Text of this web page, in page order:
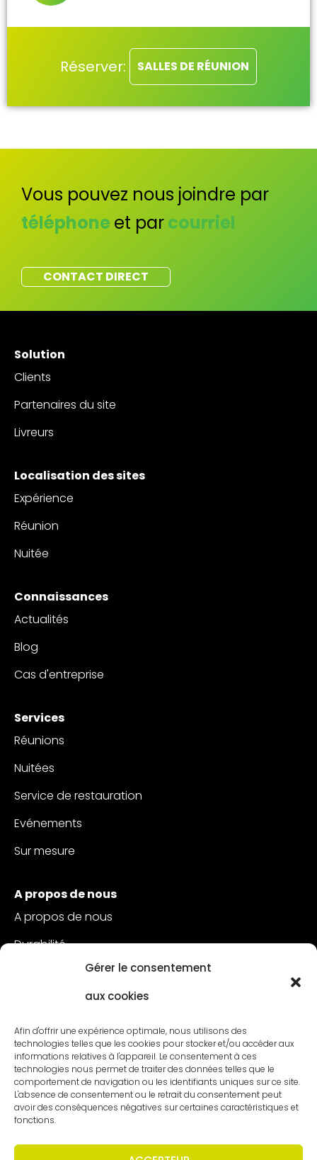
Gérer le consentement
aux cookies
Afin d'offrir une expérience optimale, nous utilisons des
technologies telles que les cookies pour stocker et/ou accéder aux
informations relatives à l'appareil. Le consentement à ces
technologies nous permet de traiter des données telles que le
comportement de navigation ou les identifiants uniques sur ce site.
L'absence de consentement ou le retrait du consentement peut
avoir des conséquences négatives sur certaines caractéristiques et
fonctions.
Réserver: SALLES DE RÉUNION
Vous pouvez nous joindre par
téléphone et parcourriel
CONTACT DIRECT
Solution
Clients
Partenaires du site
Livreurs
Localisation des sites
Expérience
Réunion
Nuitée
Connaissances
Actualités
Blog
Cas d'entreprise
Services
Réunions
Nuitées
Service de restauration
Evénements
Sur mesure
A propos de nous
A propos de nous
Durabilité
Service à la clientèle
Postes vacants
Contact